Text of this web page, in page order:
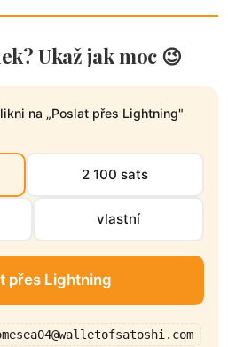
Ukaž jak moc 😉
na „Poslat přes Lightning"
2 100 sats
vlastní
přes Lightning